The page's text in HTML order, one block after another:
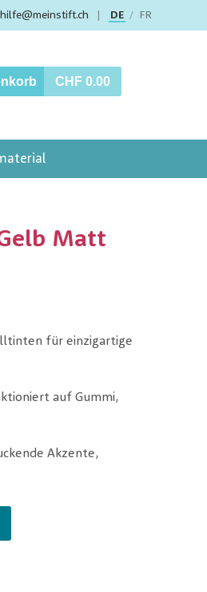
DE / FR
CHF 0.00
Matt
für einzigartige
auf Gummi,
Akzente,